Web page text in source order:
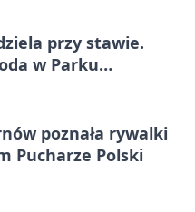
przy stawie.
w Parku
poznała rywalki
Pucharze Polski